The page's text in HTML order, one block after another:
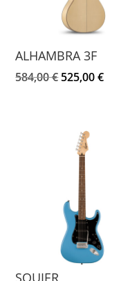
ALHAMBRA 3F
584,00€ El
era:
584,00 €.
525,00€El
SQUIER